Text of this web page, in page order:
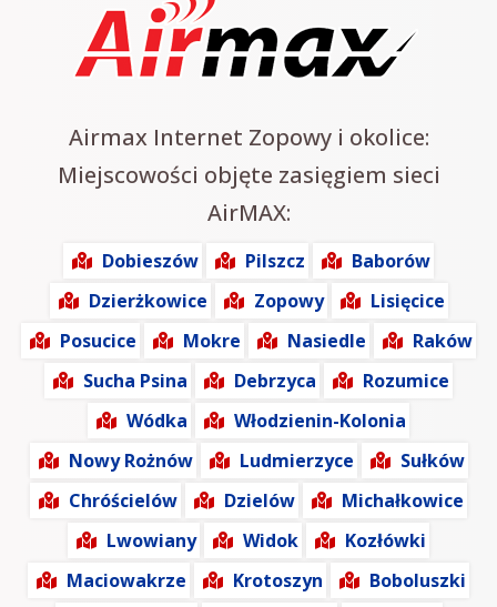
Airmax Internet Zopowy i okolice:
Miejscowości objęte zasięgiem sieci
AirMAX:
Dobieszów Pilszcz
Baborów
Dzierżkowice
Zopowy
Lisięcice
Posucice
Mokre Nasiedle
Raków
Sucha Psina
Debrzyca
Rozumice
Wódka
Włodzienin-Kolonia
Nowy Rożnów
Ludmierzyce
Sułków
Chróścielów
Dzielów
Michałkowice
Lwowiany
Widok
Kozłówki
Maciowakrze
Krotoszyn
Boboluszki